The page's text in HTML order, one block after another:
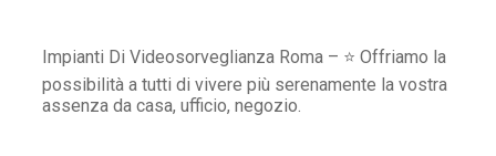
Impianti Di Videosorveglianza Roma – ⭐ Offriamo la
possibilità a tutti di vivere più serenamente la vostra
assenza da casa, ufficio, negozio.